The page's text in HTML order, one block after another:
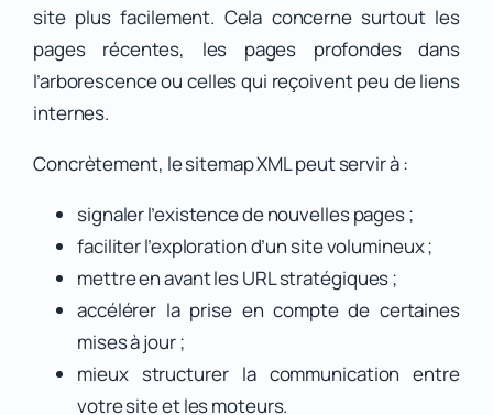
site plus facilement. Cela concerne surtout les
pages récentes, les pages profondes dans
l’arborescence ou celles qui reçoivent peu de liens
internes.
Concrètement, le sitemap XML peut servir à :
signaler l’existence de nouvelles pages ;
faciliter l’exploration d’un site volumineux ;
mettre en avant les URL stratégiques ;
accélérer la prise en compte de certaines
mises à jour ;
mieux structurer la communication entre
votre site et les moteurs.